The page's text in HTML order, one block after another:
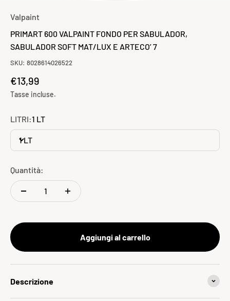
Valpaint
PRIMART 600 VALPAINT FONDO PER SABULADOR,
SABULADOR SOFT MAT/LUX E ARTECO’ 7
SKU: 8028614026522
Prezzo scontato
€13,99
Tasse incluse.
LITRI:1 LT
1 LT
Quantità:
Aggiungi al carrello
Descrizione